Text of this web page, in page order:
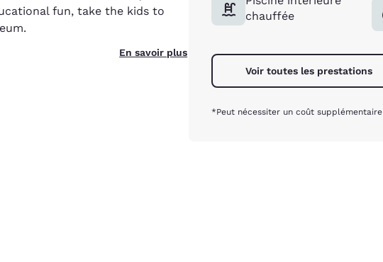
fun, take the kids to
En savoir plus
chauffée
Voir toutes les prestations
*Peut nécessiter un coût supplémentaire